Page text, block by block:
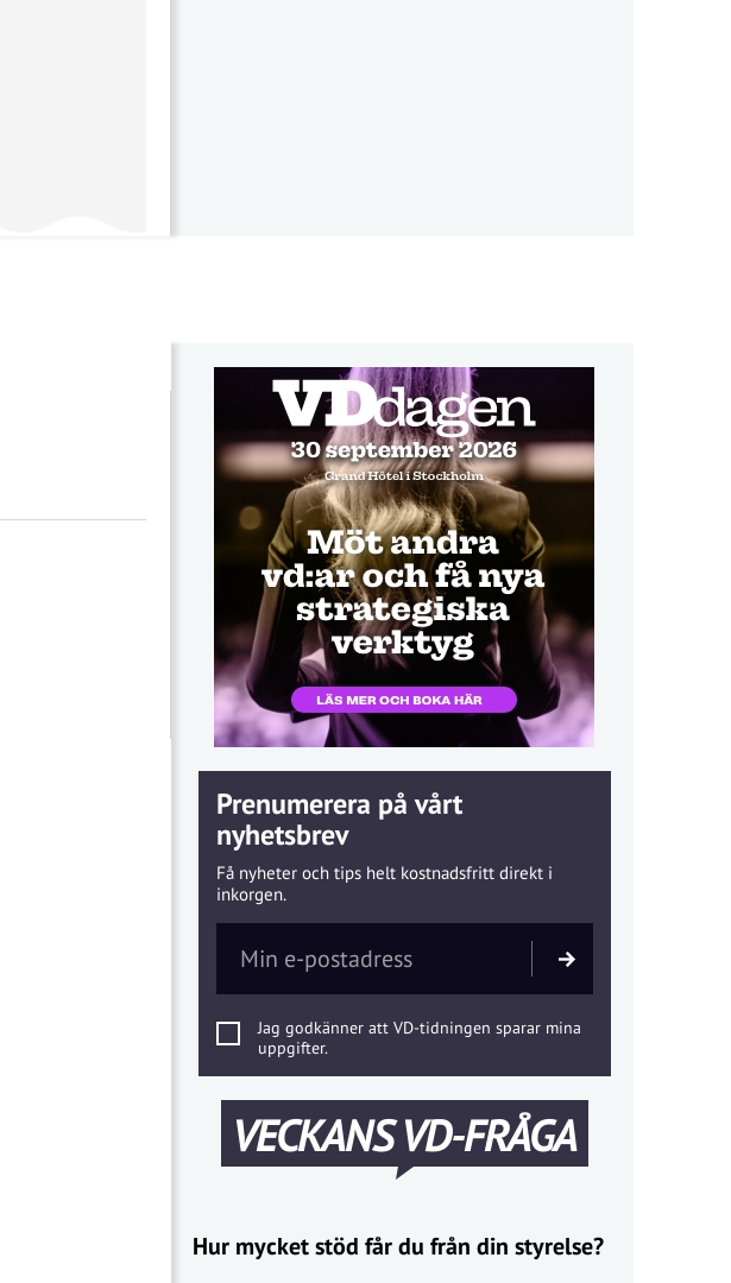
Prenumerera på vårt
nyhetsbrev
Få nyheter och tips helt kostnadsfritt direkt i
inkorgen.
Jag godkänner att VD-tidningen sparar mina
uppgifter.
VECKANS VD-FRÅGA
Hur mycket stöd får du från din styrelse?